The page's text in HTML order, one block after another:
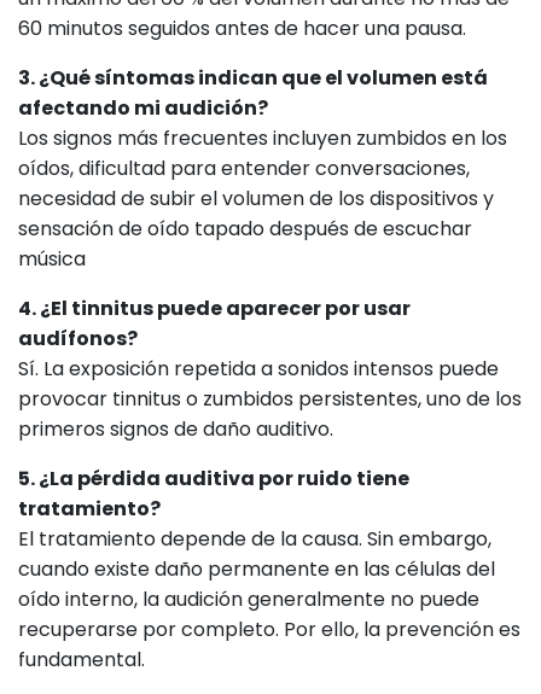
60 minutos seguidos antes de hacer una pausa.
3. ¿Qué síntomas indican que el volumen está
afectando mi audición?
Los signos más frecuentes incluyen zumbidos en los
oídos, dificultad para entender conversaciones,
necesidad de subir el volumen de los dispositivos y
sensación de oído tapado después de escuchar
música
4. ¿El tinnitus puede aparecer por usar
audífonos?
Sí. La exposición repetida a sonidos intensos puede
provocar tinnitus o zumbidos persistentes, uno de los
primeros signos de daño auditivo.
5. ¿La pérdida auditiva por ruido tiene
tratamiento?
El tratamiento depende de la causa. Sin embargo,
cuando existe daño permanente en las células del
oído interno, la audición generalmente no puede
recuperarse por completo. Por ello, la prevención es
fundamental.